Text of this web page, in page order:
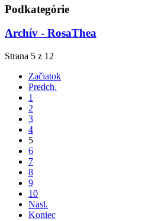
Podkategórie
Archív - RosaThea
Strana 5 z 12
Začiatok
Predch.
1
2
3
4
5
6
7
8
9
10
Nasl.
Koniec